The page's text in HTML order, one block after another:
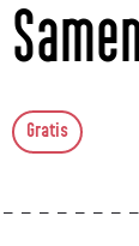
Gratis